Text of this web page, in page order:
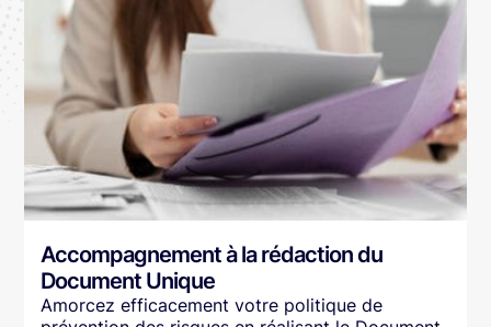
Accompagnement à la rédaction du
Document Unique
Amorcez efficacement votre politique de